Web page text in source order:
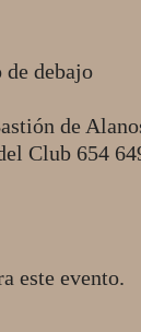
debajo
de
Club 654
este evento.